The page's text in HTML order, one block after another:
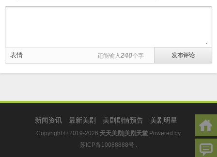
表情 还能输入240个字
新闻资讯 最新美剧 美剧剧情预告 美剧明星
Copyright © 2019-2026 天天美剧|美剧天堂 Powered by
苏ICP备10088888号 .